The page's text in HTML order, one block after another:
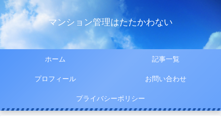
マンション管理はたたかわない
ホーム 記事一覧
プロフィール お問い合わせ
プライバシーポリシー